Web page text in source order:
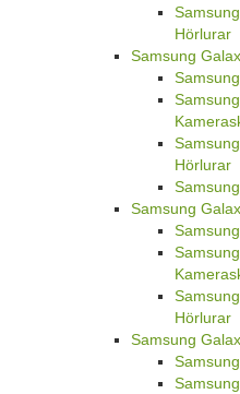
Hörlurar
Samsung
Hörlurar
Samsung
Hörlurar
Samsung